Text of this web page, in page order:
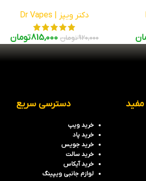
دکتر ویپز | Dr Vapes
920,000تومان 815,000تومان
دسترسی سریع
خریدویپ
خریدپاد
خرید جویس
خرید سالت
خرید آیکاس
لوازم جانبی ویپینگ